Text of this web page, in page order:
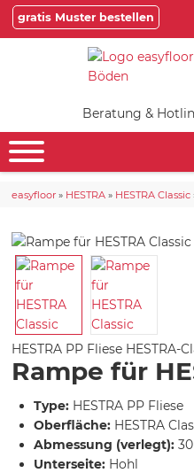
gratis Muster bestellen
Beratung &
easyfloor » HESTRA » HESTRA Classic
HESTRA PP Fliese HESTRA-
Rampe für
Type: HESTRA PP Fliese
Oberfläche: HESTRA
Abmessung (verlegt):
Unterseite: Hohl